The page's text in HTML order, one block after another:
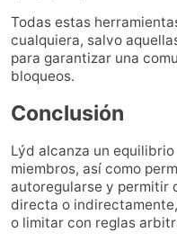
Todas estas
cualquiera, salvo
para garantizar una
bloqueos.
Conclusión
Lýd alcanza un
miembros, así como
autoregularse y permitir
directa o
o limitar con reglas